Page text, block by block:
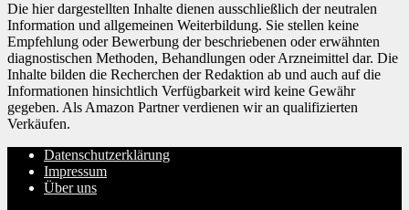
Die hier dargestellten Inhalte dienen ausschließlich der neutralen
Information und allgemeinen Weiterbildung. Sie stellen keine
Empfehlung oder Bewerbung der beschriebenen oder erwähnten
diagnostischen Methoden, Behandlungen oder Arzneimittel dar. Die
Inhalte bilden die Recherchen der Redaktion ab und auch auf die
Informationen hinsichtlich Verfügbarkeit wird keine Gewähr
gegeben. Als Amazon Partner verdienen wir an qualifizierten
Verkäufen.
Datenschutzerklärung
Impressum
Über uns